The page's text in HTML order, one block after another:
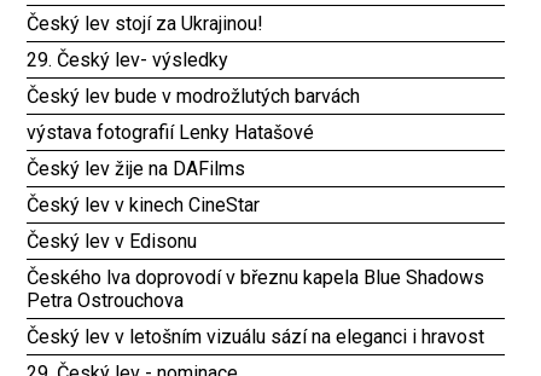
Český lev stojí za Ukrajinou!
29. Český lev- výsledky
Český lev bude v modrožlutých barvách
výstava fotografií Lenky Hatašové
Český lev žije na DAFilms
Český lev v kinech CineStar
Český lev v Edisonu
Českého lva doprovodí v březnu kapela Blue Shadows
Petra Ostrouchova
Český lev v letošním vizuálu sází na eleganci i hravost